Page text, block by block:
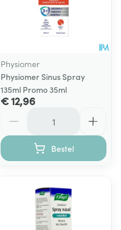
Physiomer
Physiomer Sinus Spray
135ml Promo 35ml
€ 12,96
Bestel